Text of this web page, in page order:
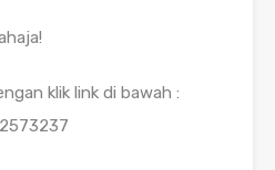
klik link di bawah :